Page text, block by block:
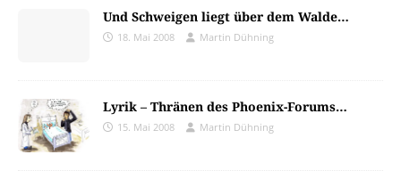
Und Schweigen liegt über dem Walde…
18. Mai 2008 Martin Dühning
Lyrik – Thränen des Phoenix-Forums…
15. Mai 2008 Martin Dühning